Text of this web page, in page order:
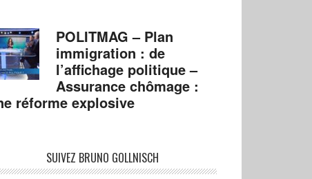
POLITMAG – Plan
immigration : de
l’affichage politique –
Assurance chômage :
réforme explosive
SUIVEZ BRUNO GOLLNISCH